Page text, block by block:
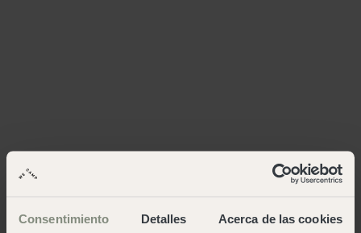
Consentimiento Detalles Acerca de las cookies